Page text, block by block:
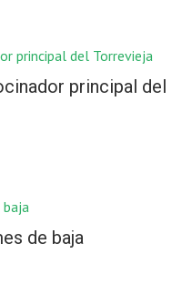
principal del
de baja